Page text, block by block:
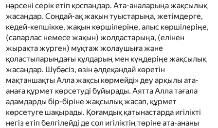
нәрсені серік етіп қоспаңдар. Ата-аналарыңа жақсылық
жасаңдар. Сондай-ақ жақын туыстарыңа, жетімдерге,
кедей-кепшікке, жақын көршілеріңе, алыс көршілеріңе,
(сапарлас немесе жақын) жолдастарыңа, (елінен
жырақта жүрген) мұқтаж жолаушыға және
қоластыларыңдағы құлдарың мен күңдеріңе жақсылық
жасаңдар. Шүбәсіз, өзін әлдеқандай көретін
мақтаншақты Алла жақсы көрмейді»деу арқылы ата-
анаға құрмет көрсетуді бұйырады. Аятта Алла тағала
адамдарды бір-біріне жақсылық жасап, құрмет
көрсетуге шақырады. Қоғамдық қатынастарда игілікті
негіз етіп белгілейді де сол игіліктің төріне ата-ананы